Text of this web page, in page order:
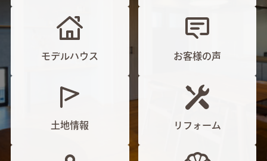
モデルハウス お客様の声
土地情報 リフォーム